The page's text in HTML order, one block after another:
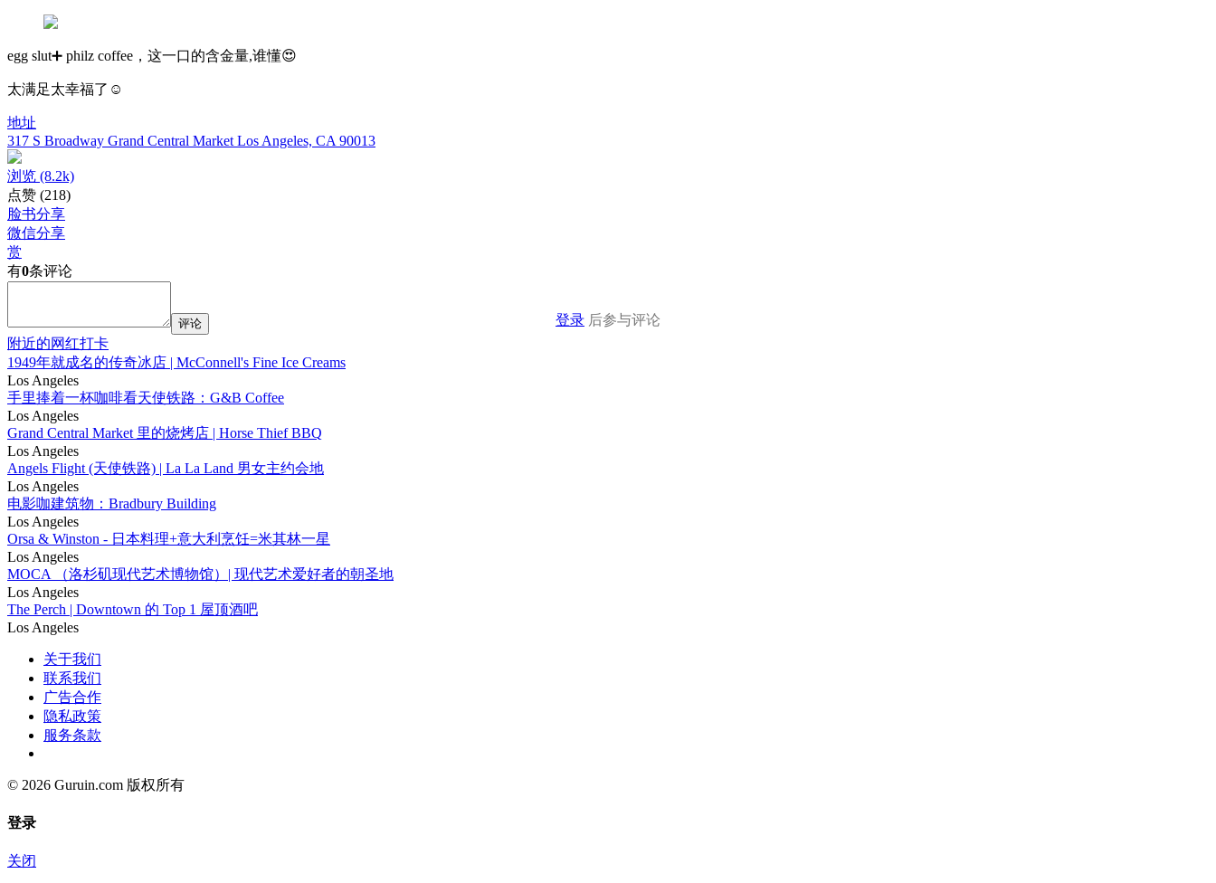
egg slut➕ philz coffee，这一口的含金量,谁懂😍
太满足太幸福了☺️
地址
317 S Broadway Grand Central Market Los Angeles, CA 90013
浏览 (8.2k)
点赞 (218)
脸书分享
微信分享
赏
有0条评论
登录 后参与评论
评论
附近的网红打卡
1949年就成名的传奇冰店 | McConnell's Fine Ice Creams
Los Angeles
手里捧着一杯咖啡看天使铁路：G&B Coffee
Los Angeles
Grand Central Market 里的烧烤店 | Horse Thief BBQ
Los Angeles
Angels Flight (天使铁路) | La La Land 男女主约会地
Los Angeles
电影咖建筑物：Bradbury Building
Los Angeles
Orsa & Winston - 日本料理+意大利烹饪=米其林一星
Los Angeles
MOCA （洛杉矶现代艺术博物馆）| 现代艺术爱好者的朝圣地
Los Angeles
The Perch | Downtown 的 Top 1 屋顶酒吧
Los Angeles
关于我们
联系我们
广告合作
隐私政策
服务条款
© 2026 Guruin.com 版权所有
登录
关闭